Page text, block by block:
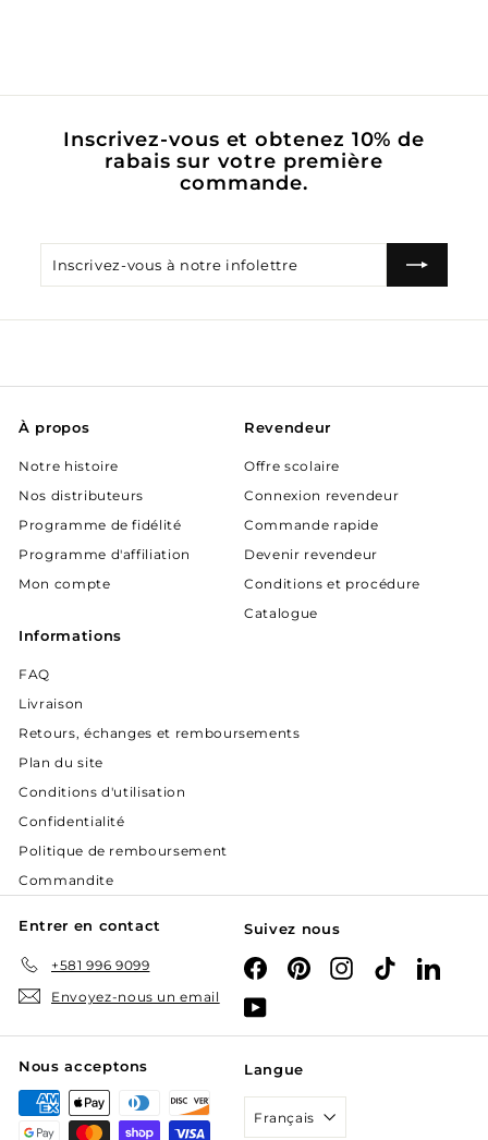
Inscrivez-vous et obtenez 10% de
rabais sur votre première
commande.
notre
À propos
Notre histoire
Nos distributeurs
Programme de fidélité
Programme d'affiliation
Mon compte
Revendeur
Offre scolaire
Connexion revendeur
Commande rapide
Devenir revendeur
Conditions et procédure
Catalogue
Informations
FAQ
Livraison
Retours, échanges et remboursements
Plan du site
Conditions d'utilisation
Confidentialité
Politique de remboursement
Commandite
Entrer en contact
+581 996 9099
Envoyez-nous un email
Suivez nous
FacebookPinterestInstagram
TikTok
YouTube
Nous acceptons Langue
Français